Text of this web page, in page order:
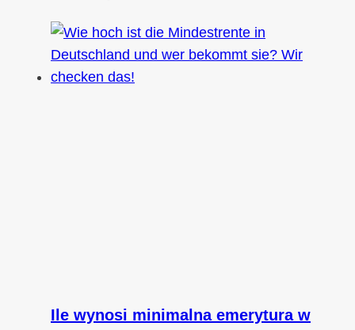
Ile wynosi minimalna emerytura w